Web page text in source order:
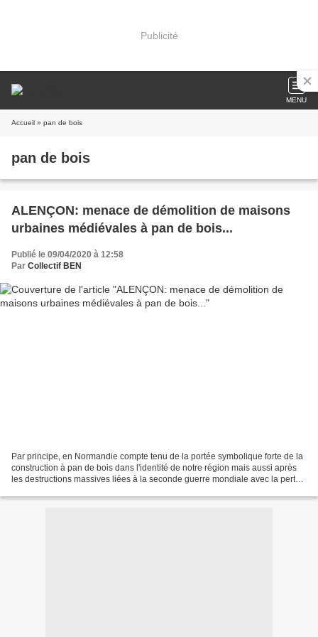
Publicité
MENU
Accueil » pan de bois
pan de bois
ALENÇON: menace de démolition de maisons
urbaines médiévales à pan de bois...
Publié le 09/04/2020 à 12:58
Par Collectif BEN
Par principe, en Normandie compte tenu de la portée symbolique forte de la
construction à pan de bois dans l'identité de notre région mais aussi après
les destructions massives liées à la seconde guerre mondiale avec la perte